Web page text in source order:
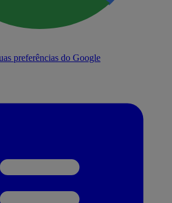
preferências do Google